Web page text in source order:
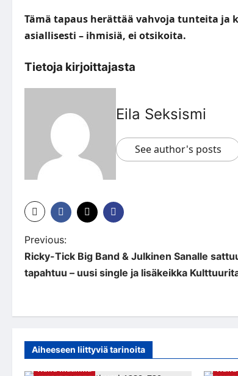
Tämä tapaus herättää vahvoja tunteita ja
asiallisesti – ihmisiä, ei otsikoita.
Tietoja kirjoittajasta
Eila Seksismi
See author's posts
P
o
a
Previous:
Ricky-Tick Big Band & Julkinen Sanalle
tapahtuu – uusi single ja lisäkeikka
Aiheeseen liittyviä tarinoita
Hullu maailma